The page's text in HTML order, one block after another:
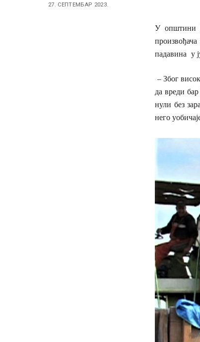
27. СЕПТЕМБАР 2023.
У општини
падавина у
– Због
да вреди
нули без
него